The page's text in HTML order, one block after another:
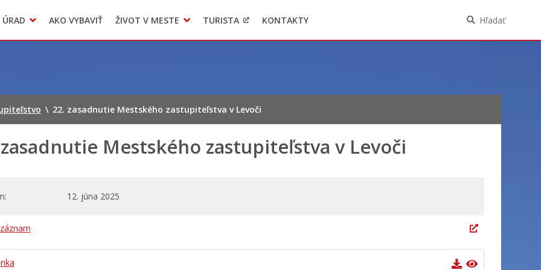
Transparentné mesto
majetkových pomerov verejného funkcionára
Voľba hlavného kontrolóra mesta Levoča
AKO VYBAVIŤ ŽIVOT V MESTE
LIMKA
TURISTA KONTAKTY Hľadať
\ 22. zasadnutie Mestského zastupiteľstva v Levoči
Mestského zastupiteľstva v Levoči
12. júna 2025